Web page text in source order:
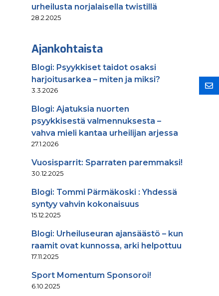
urheilusta norjalaisella twistillä
28.2.2025
Ajankohtaista
Blogi: Psyykkiset taidot osaksi
harjoitusarkea – miten ja miksi?
3.3.2026
Blogi: Ajatuksia nuorten
psyykkisestä valmennuksesta –
vahva mieli kantaa urheilijan arjessa
27.1.2026
Vuosisparrit: Sparraten paremmaksi!
30.12.2025
Blogi: Tommi Pärmäkoski : Yhdessä
syntyy vahvin kokonaisuus
15.12.2025
Blogi: Urheiluseuran ajansäästö – kun
raamit ovat kunnossa, arki helpottuu
17.11.2025
Sport Momentum Sponsoroi!
6.10.2025